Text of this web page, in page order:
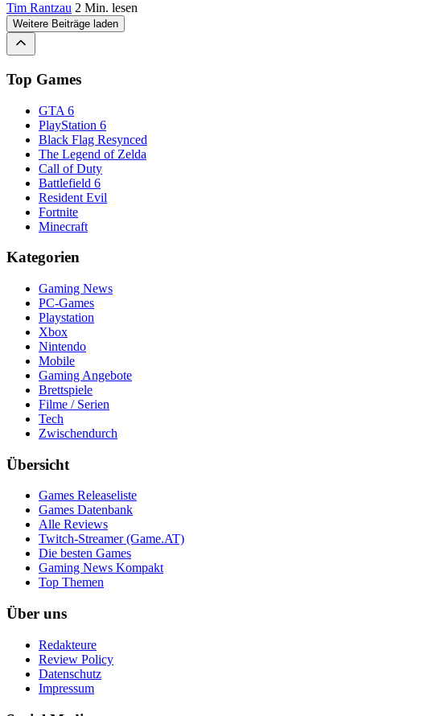
Tim Rantzau 2 Min. lesen
Weitere Beiträge laden
Top Games
GTA 6
PlayStation 6
Black Flag Resynced
The Legend of Zelda
Call of Duty
Battlefield 6
Resident Evil
Fortnite
Minecraft
Kategorien
Gaming News
PC-Games
Playstation
Xbox
Nintendo
Mobile
Gaming Angebote
Brettspiele
Filme / Serien
Tech
Zwischendurch
Übersicht
Games Releaseliste
Games Datenbank
Alle Reviews
Twitch-Streamer (Game.AT)
Die besten Games
Gaming News Kompakt
Top Themen
Über uns
Redakteure
Review Policy
Datenschutz
Impressum